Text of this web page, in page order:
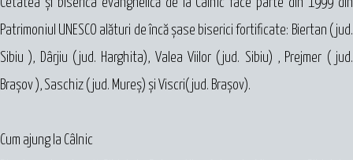
Cetatea şi biserica evanghelică de la Câlnic face parte din 1999 din
Patrimoniul UNESCO alături de încă şase biserici fortificate: Biertan ( jud.
Sibiu ), Dârjiu (jud. Harghita), Valea Viilor (jud. Sibiu) , Prejmer ( jud.
Braşov ), Saschiz ( jud. Mureş) şi Viscri( jud. Braşov).
Cum ajung la Câlnic